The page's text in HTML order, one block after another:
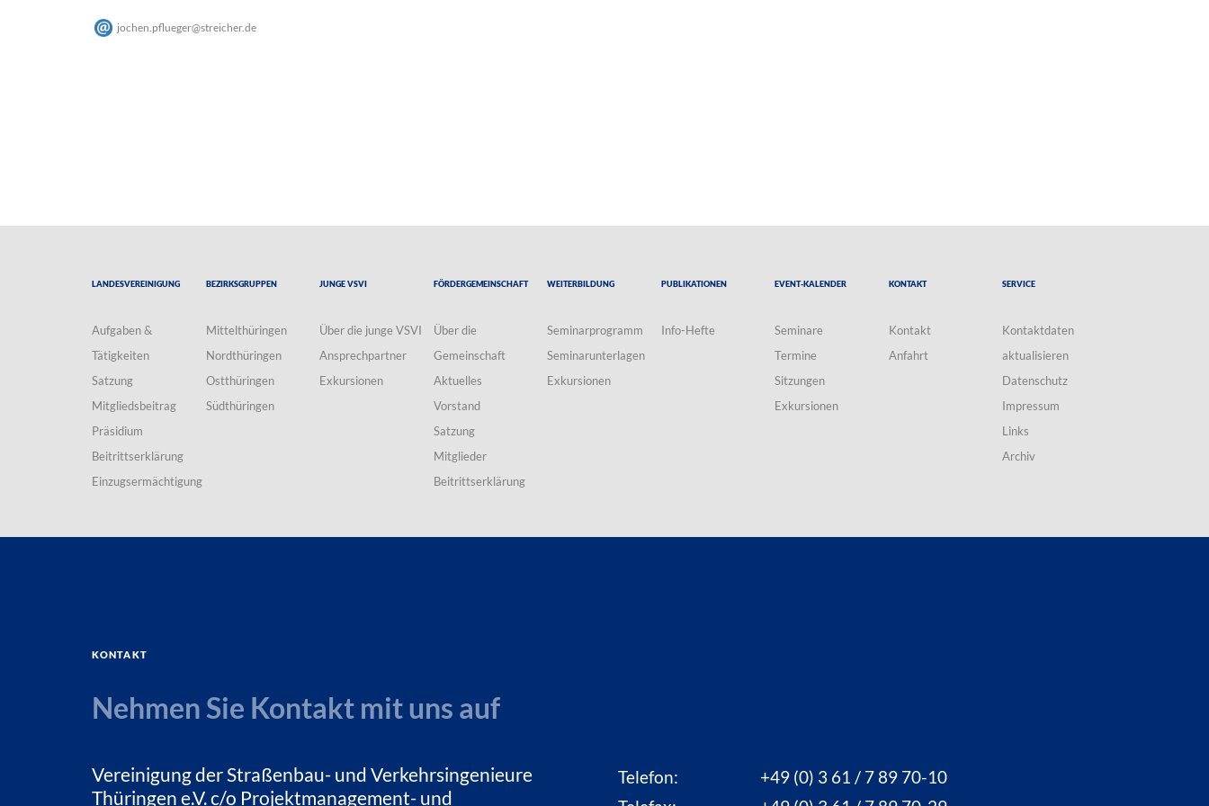
jochen.pflueger@streicher.de
Landesvereinigung
Aufgaben &
Tätigkeiten
Satzung
Mitgliedsbeitrag
Präsidium
Beitrittserklärung
Einzugsermächtigung
Bezirksgruppen
Mittelthüringen
Nordthüringen
Ostthüringen
Südthüringen
Junge VSVI
Über die junge VSVI
Ansprechpartner
Exkursionen
Fördergemeinschaft
Über die
Gemeinschaft
Aktuelles
Vorstand
Satzung
Mitglieder
Beitrittserklärung
Weiterbildung
Seminarprogramm
Seminarunterlagen
Exkursionen
Publikationen
Info-Hefte
Event-Kalender
Seminare
Termine
Sitzungen
Exkursionen
Kontakt
Kontakt
Anfahrt
Service
Kontaktdaten
aktualisieren
Datenschutz
Impressum
Links
Archiv
Kontakt
Nehmen Sie Kontakt mit uns auf
Vereinigung der Straßenbau- und Verkehrsingenieure
Thüringen e.V. c/o Projektmanagement- und
Telefon:
+49 (0) 3 61 / 7 89 70-10